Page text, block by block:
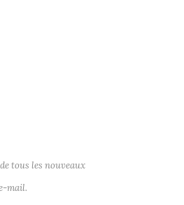
tous les nouveaux
mail.